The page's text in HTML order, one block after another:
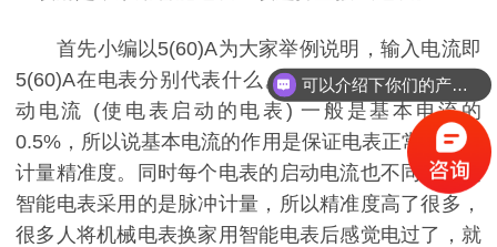
首先小编以5(60)A为大家举例说明，输入电流即
5(60)A在电表分别代表什么。 “ 5”代表基本电流，启
动电流 (使电表启动的电表 ) 一般是基本电流的
0.5% ，所以说基本电流的作用是保证电表正常转动和
计量精准度。同时每个电表的启动电流也不同，但是
智能电表采用的是 脉冲计量，所以精准度高了很多，
很多人将机械电表换家用智能电表后感觉电过了，就
可以介绍下你们的产品么？